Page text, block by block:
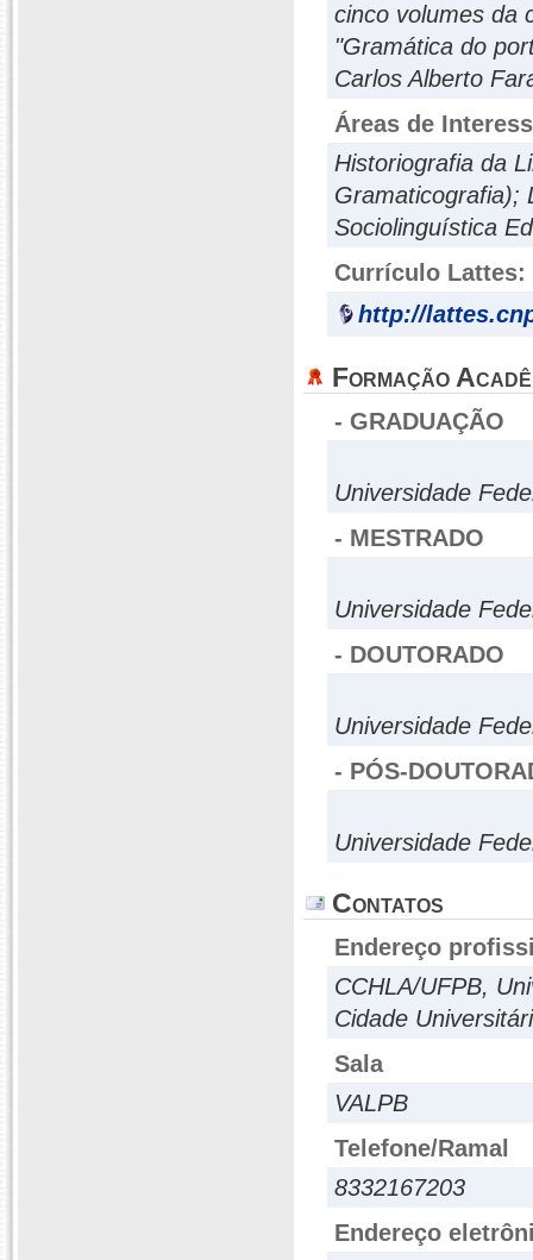
cinco volumes da
"Gramática do
Carlos Alberto
Áreas de
Historiografia da
Gramaticografia);
Sociolinguística
Currículo Lattes:
http://
Formação
- GRADUAÇÃO
Universidade
- MESTRADO
Universidade
- DOUTORADO
Universidade
- PÓS-
Universidade
Contatos
Endereço
CCHLA/UFPB,
Cidade
Sala
VALPB
Telefone/Ramal
8332167203
Endereço